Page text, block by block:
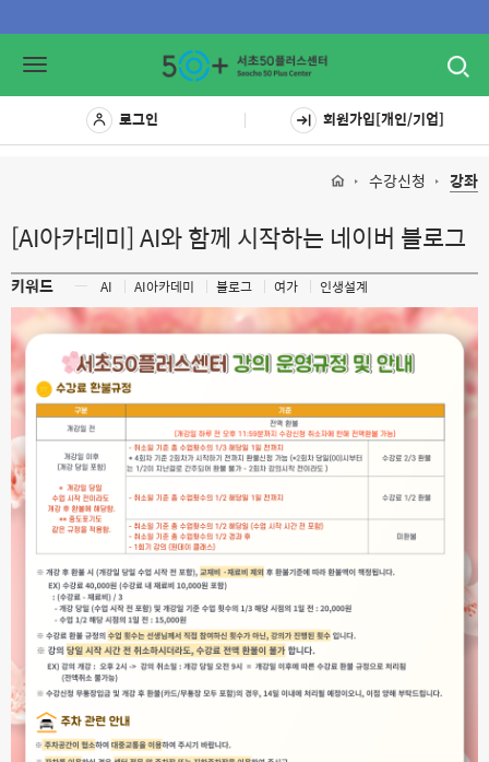
Toggle
로그인 회원가입[개인/기업]
수강신청 강좌
[AI아카데미] AI와 함께 시작하는 네이버 블로그
키워드 ㅡ AI AI아카데미 블로그 여가 인생설계